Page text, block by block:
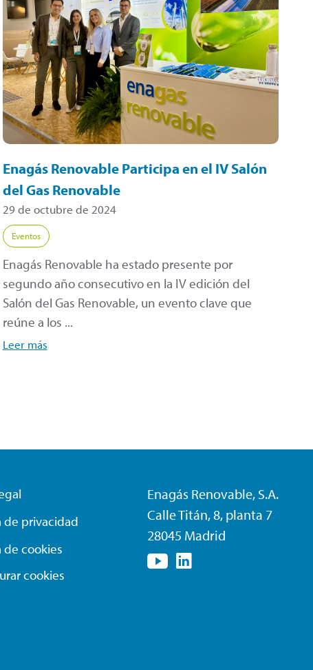
Enagás Renovable Participa en el IV Salón
del Gas Renovable
29 de octubre de 2024
Eventos
Enagás Renovable ha estado presente por
segundo año consecutivo en la IV edición del
Salón del Gas Renovable, un evento clave que
reúne a los ...
Leer más
de privacidad
de cookies
cookies
Enagás Renovable, S.A.
Calle Titán, 8, planta 7
28045 Madrid